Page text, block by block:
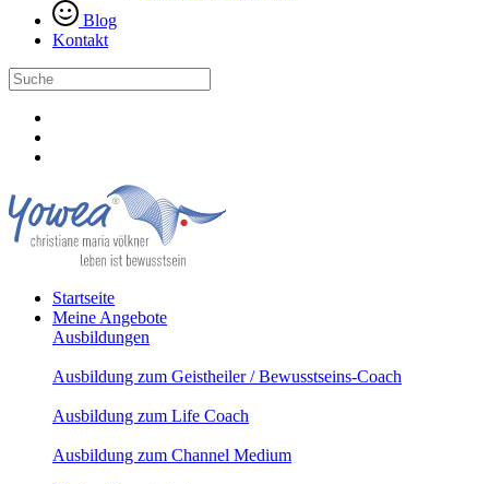
Blog
Kontakt
Startseite
Meine Angebote
Ausbildungen
Ausbildung zum Geistheiler / Bewusstseins-Coach
Ausbildung zum Life Coach
Ausbildung zum Channel Medium